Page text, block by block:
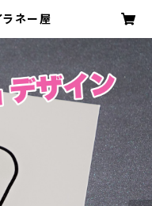
ラネー屋